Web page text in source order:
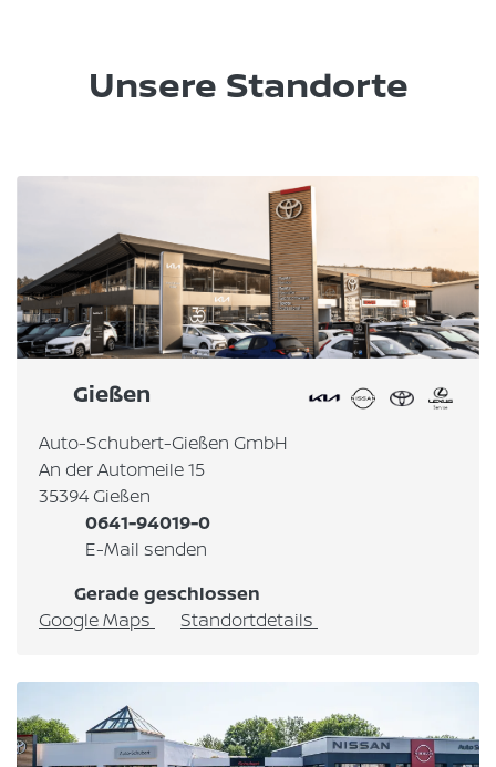
Unsere Standorte
Gießen
Auto-Schubert-Gießen GmbH
An der Automeile 15
35394 Gießen
0641-94019-0
E-Mail senden
Gerade geschlossen
Google Maps
Standortdetails